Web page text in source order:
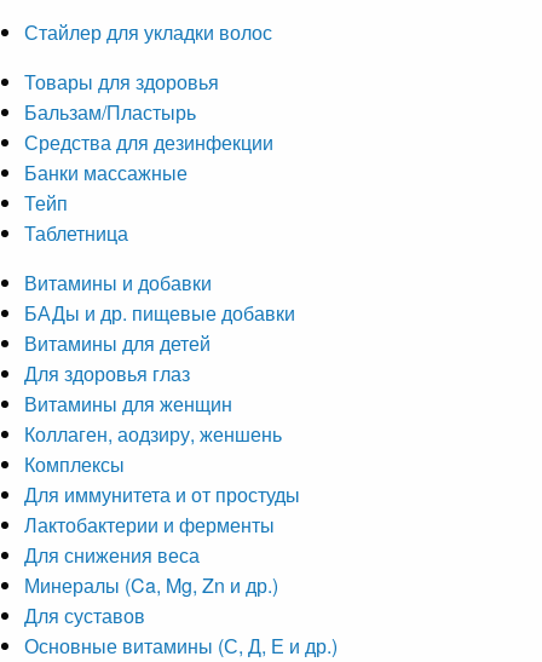
Стайлер для укладки волос
Товары для здоровья
Бальзам/Пластырь
Средства для дезинфекции
Банки массажные
Тейп
Таблетница
Витамины и добавки
БАДы и др. пищевые добавки
Витамины для детей
Для здоровья глаз
Витамины для женщин
Коллаген, аодзиру, женшень
Комплексы
Для иммунитета и от простуды
Лактобактерии и ферменты
Для снижения веса
Минералы (Ca, Mg, Zn и др.)
Для суставов
Основные витамины (С, Д, Е и др.)